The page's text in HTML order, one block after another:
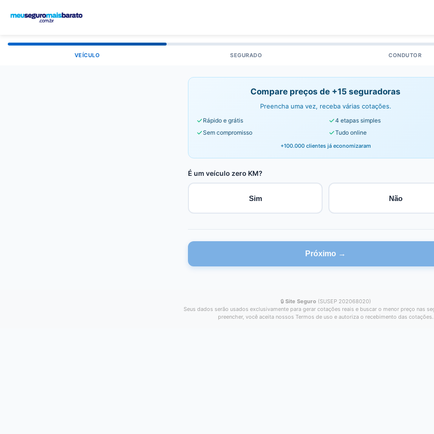
VEÍCULO SEGURADO CONDUTOR
Compare preços de +15 seguradoras
Preencha uma vez, receba várias cotações.
Rápido e grátis
4 etapas simples
Sem compromisso
Tudo online
+100.000 clientes já economizaram
É um veículo zero KM?
Sim Não
Próximo →
🔒 Site Seguro (SUSEP 202068020)
Seus dados serão usados exclusivamente para gerar cotações reais e buscar o menor preço nas
preencher, você aceita nossos Termos de uso e autoriza o recebimento das cotações.